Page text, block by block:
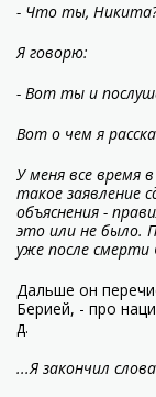
- Что ты,
Я говорю:
- Вот ты и
Вот о чем я
У меня все время
такое заявление
объяснения -
это или не было.
уже после смерти
Дальше он
Берией, - про
д.
...Я закончил